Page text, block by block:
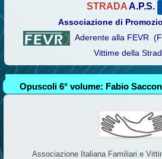
STRADAA.P.S.
Associazione di
Aderente alla FEVR
Vittime della
Opuscoli 6° volume: Fabio
Associazione Italiana Familiari e